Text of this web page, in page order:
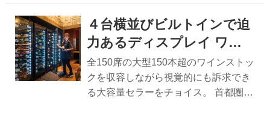
ロン姿で迎えてくれたのはソムリエの
森上久生氏。自身がオーナーを務める
されるショッピングセンター「尾山台
いちば」の一角、わずか３.３坪にカウ
ンター5席という狭小店。町場の角打
４台横並びビルトインで迫
力あるディスプレイ ワイ
ンセラー「Brilliant 」（ブ
リリアント）
全150席の大型150本超のワインストッ
クを収容しながら視覚的にも訴求でき
る大容量セラーをチョイス。 首都圏き